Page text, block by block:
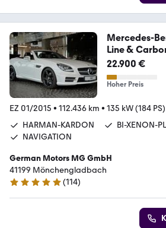
Mercedes-
Line &
PANORAMA
22.900 €
Hoher Preis
EZ 01/2015 • 112.436 km • 135 kW (184 PS)
HARMAN-KARDON
BI-XENON-
NAVIGATION
German Motors MG GmbH
41199 Mönchengladbach
5 Sterne
(114)